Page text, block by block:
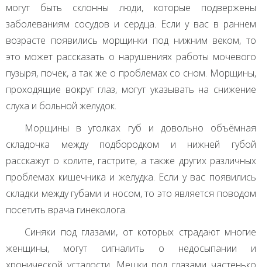
могут быть склонны люди, которые подвержены
заболеваниям сосудов и сердца. Если у вас в раннем
возрасте появились морщинки под нижним веком, то
это может рассказать о нарушениях работы мочевого
пузыря, почек, а так же о проблемах со сном. Морщины,
проходящие вокруг глаз, могут указывать на снижение
слуха и больной желудок.
Морщины в уголках губ и довольно объёмная
складочка между подбородком и нижней губой
расскажут о колите, гастрите, а также других различных
проблемах кишечника и желудка. Если у вас появились
складки между губами и носом, то это является поводом
посетить врача гинеколога.
Синяки под глазами, от которых страдают многие
женщины, могут сигналить о недосыпании и